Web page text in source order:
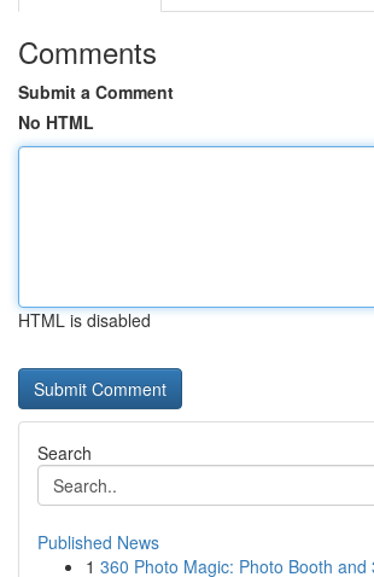
Comments
Submit a Comment
No HTML
HTML is disabled
Search
Published News
1 360 Photo Magic: Photo Booth and